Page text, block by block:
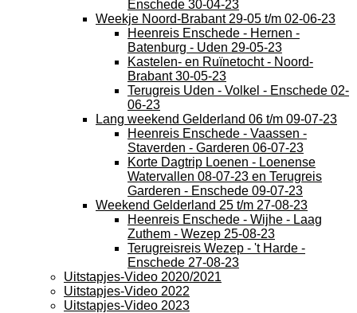
Enschede 30-04-23
Weekje Noord-Brabant 29-05 t/m 02-06-23
Heenreis Enschede - Hernen -
Batenburg - Uden 29-05-23
Kastelen- en Ruïnetocht - Noord-
Brabant 30-05-23
Terugreis Uden - Volkel - Enschede 02-
06-23
Lang weekend Gelderland 06 t/m 09-07-23
Heenreis Enschede - Vaassen -
Staverden - Garderen 06-07-23
Korte Dagtrip Loenen - Loenense
Watervallen 08-07-23 en Terugreis
Garderen - Enschede 09-07-23
Weekend Gelderland 25 t/m 27-08-23
Heenreis Enschede - Wijhe - Laag
Zuthem - Wezep 25-08-23
Terugreisreis Wezep - 't Harde -
Enschede 27-08-23
Uitstapjes-Video 2020/2021
Uitstapjes-Video 2022
Uitstapjes-Video 2023